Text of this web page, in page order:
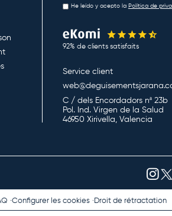
He leído y acepto la Política de
92% de clients satisfaits
Service client
C / dels Encordadors nª 23b
Pol. Ind. Virgen de la Salud
46950 Xirivella, Valencia
Configurer les cookies Droit de rétractation